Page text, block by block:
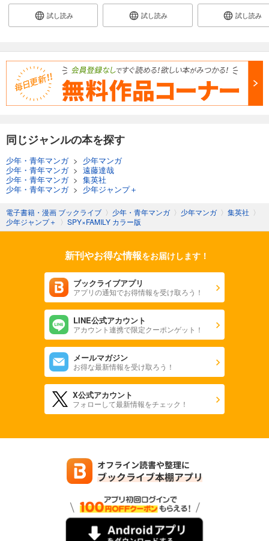
試し読み 試し読み 試し読み
同じジャンルの本を探す
少年・青年マンガ> 少年マンガ
少年・青年マンガ> 遠藤達哉
少年・青年マンガ> 集英社
少年・青年マンガ> 少年ジャンプ＋
電子書籍・漫画 ブックライブ 〉 少年・青年マンガ 〉 少年マンガ 〉 集英社 〉
少年ジャンプ＋ 〉 SPY×FAMILY カラー版
新刊やお得な情報をお届けします！
ブックライブアプリ
アプリの通知でお得情報を受け取ろう！
LINE公式アカウント
アカウント連携で限定クーポンゲット！
メールマガジン
お得な最新情報を受け取ろう！
X公式アカウント
フォローして最新情報をチェック！